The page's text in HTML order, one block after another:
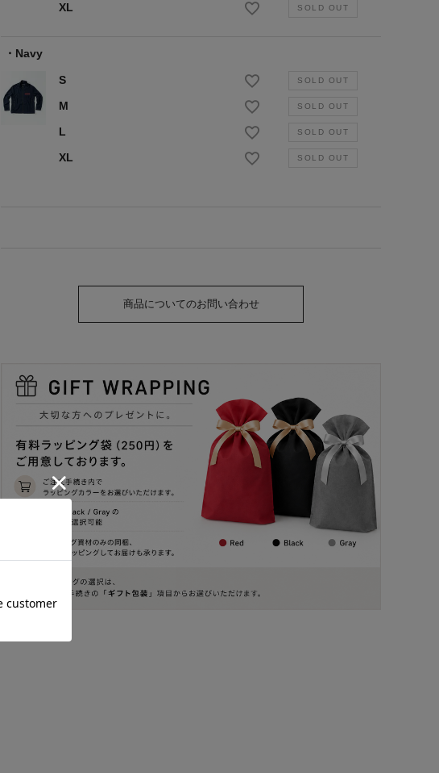
XL
Navy
S
M
L
XL
商品についてのお問い合わせ